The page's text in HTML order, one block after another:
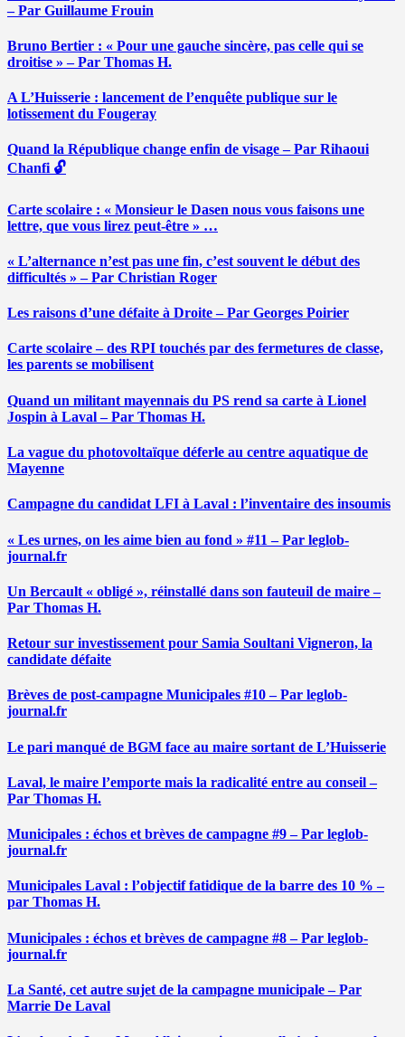
– Par Guillaume Frouin
Bruno Bertier : « Pour une gauche sincère, pas celle qui se
droitise » – Par Thomas H.
A L’Huisserie : lancement de l’enquête publique sur le
lotissement du Fougeray
Quand la République change enfin de visage – Par Rihaoui
Chanfi 🔓
Carte scolaire : « Monsieur le Dasen nous vous faisons une
lettre, que vous lirez peut-être » …
« L’alternance n’est pas une fin, c’est souvent le début des
difficultés » – Par Christian Roger
Les raisons d’une défaite à Droite – Par Georges Poirier
Carte scolaire – des RPI touchés par des fermetures de classe,
les parents se mobilisent
Quand un militant mayennais du PS rend sa carte à Lionel
Jospin à Laval – Par Thomas H.
La vague du photovoltaïque déferle au centre aquatique de
Mayenne
Campagne du candidat LFI à Laval : l’inventaire des insoumis
« Les urnes, on les aime bien au fond » #11 – Par leglob-
journal.fr
Un Bercault « obligé », réinstallé dans son fauteuil de maire –
Par Thomas H.
Retour sur investissement pour Samia Soultani Vigneron, la
candidate défaite
Brèves de post-campagne Municipales #10 – Par leglob-
journal.fr
Le pari manqué de BGM face au maire sortant de L’Huisserie
Laval, le maire l’emporte mais la radicalité entre au conseil –
Par Thomas H.
Municipales : échos et brèves de campagne #9 – Par leglob-
journal.fr
Municipales Laval : l’objectif fatidique de la barre des 10 % –
par Thomas H.
Municipales : échos et brèves de campagne #8 – Par leglob-
journal.fr
La Santé, cet autre sujet de la campagne municipale – Par
Marrie De Laval